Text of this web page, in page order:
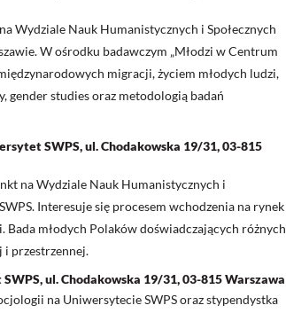
Wydziale Nauk Humanistycznych i Społecznych
W ośrodku badawczym „Młodzi w Centrum
migracji, życiem młodych ludzi,
gender studies oraz metodologią badań
SWPS, ul. Chodakowska 19/31, 03-815
na Wydziale Nauk Humanistycznych i
Interesuje się procesem wchodzenia na rynek
Bada młodych Polaków doświadczających różnych
i przestrzennej.
ul. Chodakowska 19/31, 03-815 Warszawa
na Uniwersytecie SWPS oraz stypendystka